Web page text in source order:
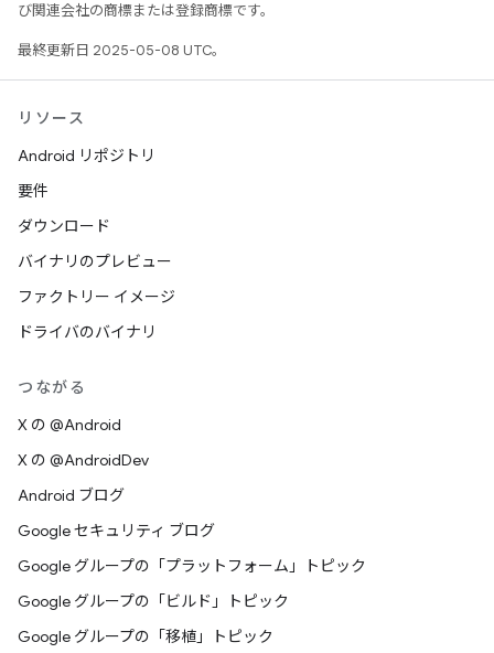
び関連会社の商標または登録商標です。
最終更新日 2025-05-08 UTC。
リソース
Android リポジトリ
要件
ダウンロード
バイナリのプレビュー
ファクトリー イメージ
ドライバのバイナリ
つながる
X の @Android
X の @AndroidDev
Android ブログ
Google セキュリティ ブログ
Google グループの「プラットフォーム」トピック
Google グループの「ビルド」トピック
Google グループの「移植」トピック